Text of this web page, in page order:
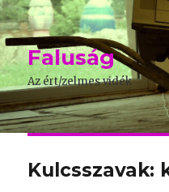
Faluság
Az ért/zelmes vidék
Kulcsszavak: